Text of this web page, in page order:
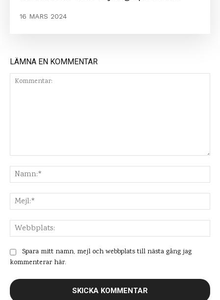
16 MARS 2024
LÄMNA EN KOMMENTAR
Spara mitt namn, mejl och webbplats till nästa gång jag
kommenterar här.